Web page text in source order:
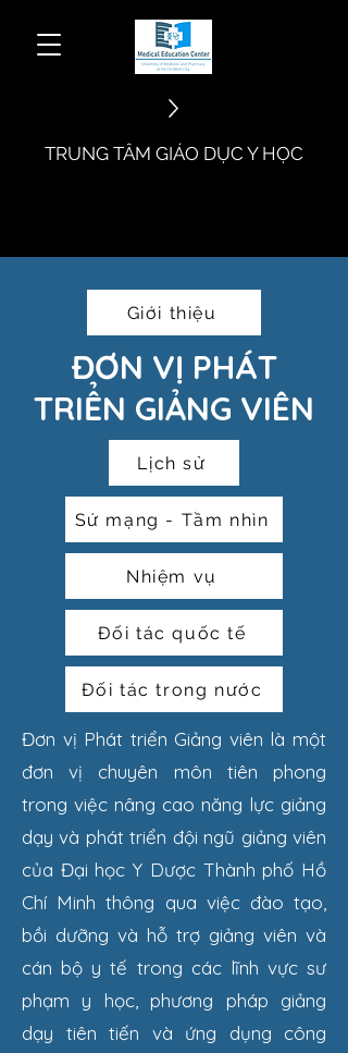
​TRUNG TÂM GIÁO DỤC Y HỌC
Giới thiệu
​ĐƠN VỊ PHÁT
TRIỂN GIẢNG VIÊN
Lịch sử
Sứ mạng - Tầm nhìn
Nhiệm vụ
Đối tác quốc tế
Đối tác trong nước
Đơn vị Phát triển Giảng viên là một
đơn vị chuyên môn tiên phong
trong việc nâng cao năng lực giảng
dạy và phát triển đội ngũ giảng viên
của Đại học Y Dược Thành phố Hồ
Chí Minh thông qua việc đào tạo,
bồi dưỡng và hỗ trợ giảng viên và
cán bộ y tế trong các lĩnh vực sư
phạm y học, phương pháp giảng
dạy tiên tiến và ứng dụng công